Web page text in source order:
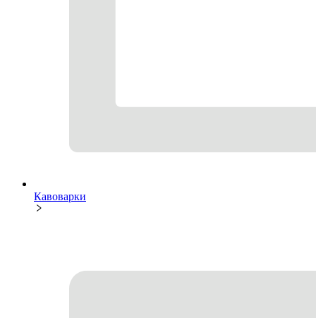
Кавоварки